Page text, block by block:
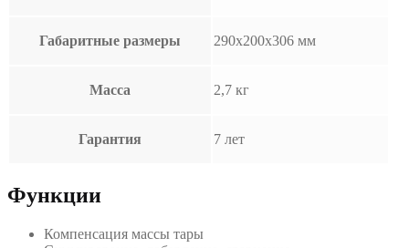
Габаритные размеры 290х200х306 мм
Масса 2,7 кг
Гарантия 7 лет
Функции
Компенсация массы тары